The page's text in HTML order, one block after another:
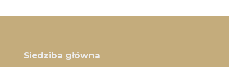
Siedziba główna